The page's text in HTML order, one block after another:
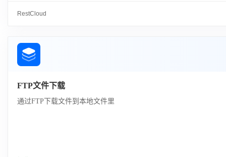
RestCloud
FTP文件下载
通过FTP下载文件到本地文件里